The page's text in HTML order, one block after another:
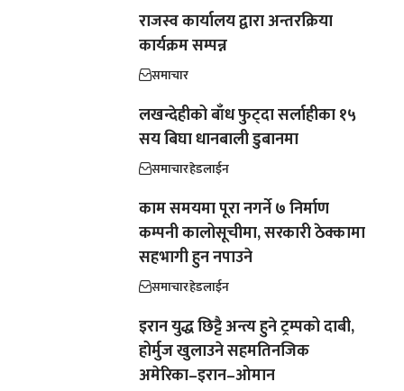
राजस्व कार्यालय द्वारा अन्तरक्रिया
कार्यक्रम सम्पन्न
समाचार
लखन्देहीको बाँध फुट्दा सर्लाहीका १५
सय बिघा धानबाली डुबानमा
समाचारहेडलाईन
काम समयमा पूरा नगर्ने ७ निर्माण
कम्पनी कालोसूचीमा, सरकारी ठेक्कामा
सहभागी हुन नपाउने
समाचारहेडलाईन
इरान युद्ध छिट्टै अन्त्य हुने ट्रम्पको दाबी,
होर्मुज खुलाउने सहमतिनजिक
अमेरिका–इरान–ओमान